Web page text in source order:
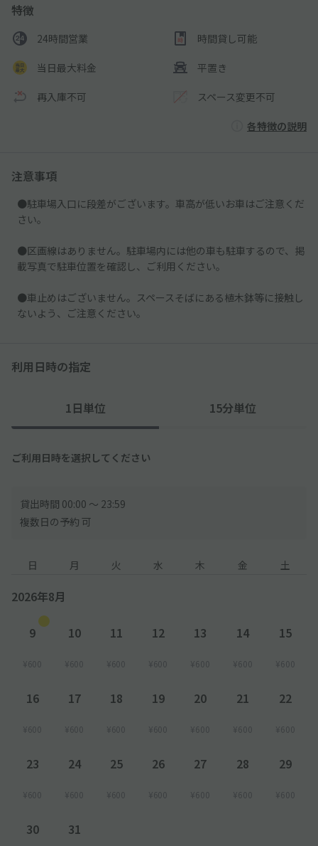
特徴
24時間営業 時間貸し可能
当日最大料金 平置き
再入庫不可 スペース変更不可
各特徴の説明
注意事項
●駐車場入口に段差がございます。車高が低いお車はご注意くだ
さい。
●区画線はありません。駐車場内には他の車も駐車するので、掲
載写真で駐車位置を確認し、ご利用ください。
●車止めはございません。スペースそばにある植木鉢等に接触し
ないよう、ご注意ください。
利用日時の指定
1日単位 15分単位
ご利用日時を選択してください
貸出時間 00:00 〜 23:59
複数日の予約 可
日 月 火 水 木 金 土
2026年8月
9
¥600
10
¥600
11
¥600
12
¥600
13
¥600
14
¥600
15
¥600
16
¥600
17
¥600
18
¥600
19
¥600
20
¥600
21
¥600
22
¥600
23
¥600
24
¥600
25
¥600
26
¥600
27
¥600
28
¥600
29
¥600
30 31